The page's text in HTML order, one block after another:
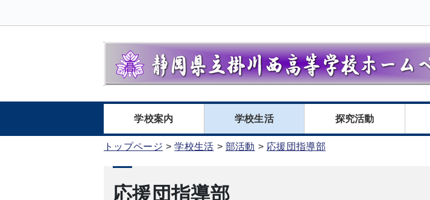
学校案内 学校生活 探究活動
トップページ 学校生活 部活動 応援団指導部
応援団指導部